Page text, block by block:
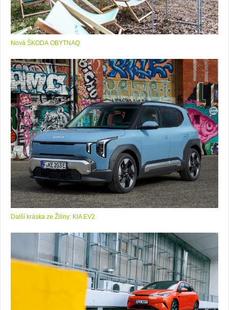
Nová ŠKODA OBYTNAQ
Další kráska ze Žiliny: KIA EV2